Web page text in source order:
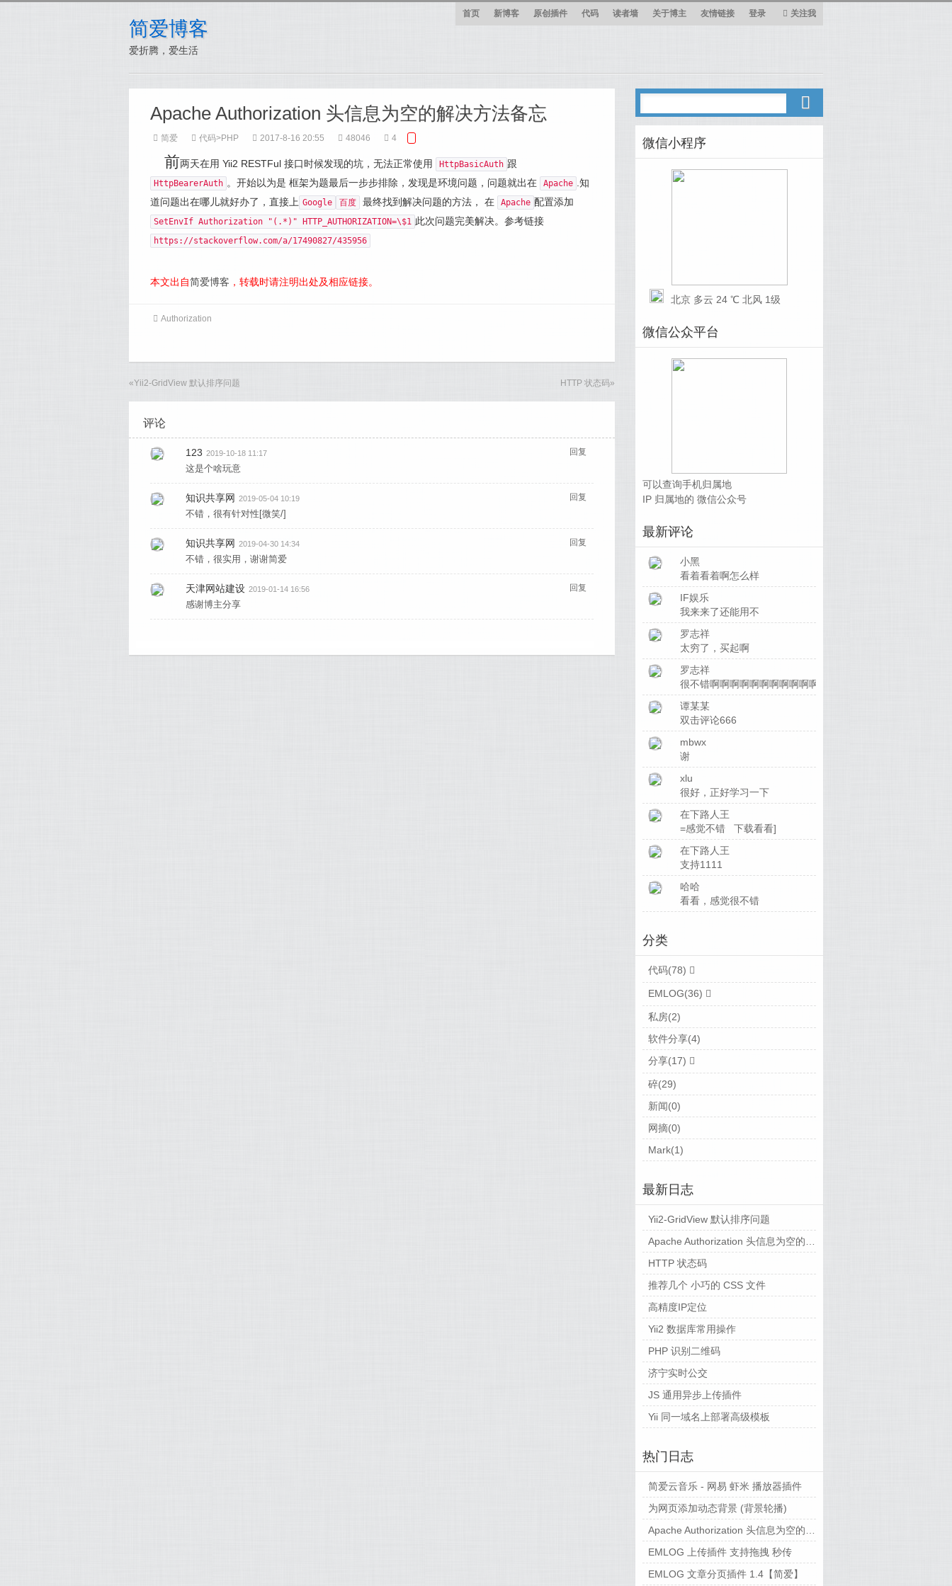
简爱博客
爱折腾，爱生活
首页 新博客 原创插件 代码 读者墙 关于博主 友情链接 登录 关注我
Apache Authorization 头信息为空的解决方法备忘
简爱 代码>PHP 2017-8-16 20:55 48046 4
前两天在用 Yii2 RESTFul 接口时候发现的坑，无法正常使用 HttpBasicAuth 跟
HttpBearerAuth 。开始以为是 框架为题最后一步步排除，发现是环境问题，问题就出在 Apache
.知
道问题出在哪儿就好办了，直接上 Google 百度 最终找到解决问题的方法， 在 Apache 配置添加
SetEnvIf Authorization "(.*)" HTTP_AUTHORIZATION=\$1 此次问题完美解决。参考链接
https://stackoverflow.com/a/17490827/435956
本文出自简爱博客 ，转载时请注明出处及相应链接。
Authorization
«Yii2-GridView 默认排序问题 HTTP 状态码»
评论
123 2019-10-18 11:17 回复
这是个啥玩意
知识共享网 2019-05-04 10:19 回复
不错，很有针对性[微笑/]
知识共享网 2019-04-30 14:34 回复
不错，很实用，谢谢简爱
天津网站建设 2019-01-14 16:56 回复
感谢博主分享
微信小程序
北京 多云 24 ℃ 北风 1级
微信公众平台
可以查询手机归属地
IP 归属地的 微信公众号
最新评论
小黑
看着看着啊怎么样
IF娱乐
我来来了还能用不
罗志祥
太穷了，买起啊
罗志祥
很不错啊啊啊啊啊啊啊啊啊啊啊啊啊
谭某某
双击评论666
mbwx
谢
xlu
很好，正好学习一下
在下路人王
=感觉不错 下载看看]
在下路人王
支持1111
哈哈
看看，感觉很不错
分类
代码(78)
EMLOG(36)
私房(2)
软件分享(4)
分享(17)
碎(29)
新闻(0)
网摘(0)
Mark(1)
最新日志
Yii2-GridView 默认排序问题
HTTP 状态码
推荐几个 小巧的 CSS 文件
高精度IP定位
Yii2 数据库常用操作
PHP 识别二维码
济宁实时公交
JS 通用异步上传插件
Yii 同一域名上部署高级模板
热门日志
简爱云音乐 - 网易 虾米 播放器插件
为网页添加动态背景 (背景轮播)
EMLOG 上传插件 支持拖拽 秒传
EMLOG 文章分页插件 1.4【简爱】